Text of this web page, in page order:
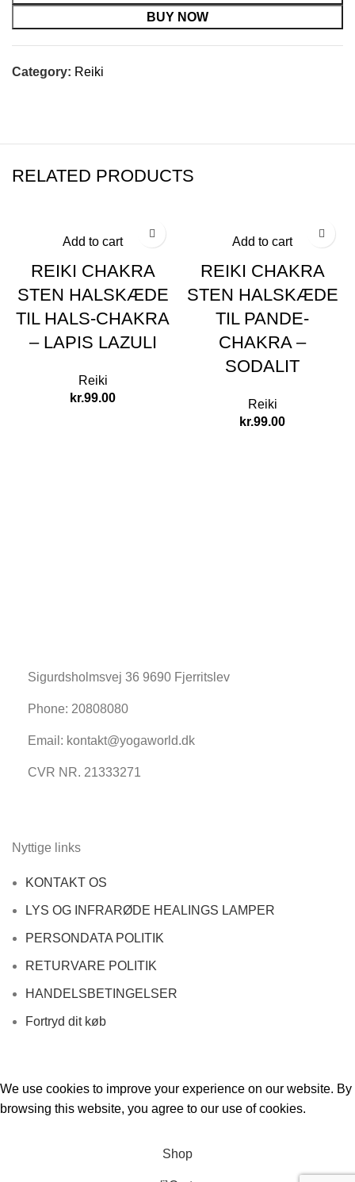
BUY NOW
Category: Reiki
RELATED PRODUCTS
Add to cart
REIKI CHAKRA
STEN HALSKÆDE
TIL HALS-CHAKRA
– LAPIS LAZULI
Reiki
kr.99.00
Add to cart
REIKI CHAKRA
STEN HALSKÆDE
TIL PANDE-
CHAKRA –
SODALIT
Reiki
kr.99.00
Sigurdsholmsvej 36 9690 Fjerritslev
Phone: 20808080
Email: kontakt@yogaworld.dk
CVR NR. 21333271
Nyttige links
KONTAKT OS
LYS OG INFRARØDE HEALINGS LAMPER
PERSONDATA POLITIK
RETURVARE POLITIK
HANDELSBETINGELSER
Fortryd dit køb
We use cookies to improve your experience on our website. By
browsing this website, you agree to our use of cookies.
Shop
0